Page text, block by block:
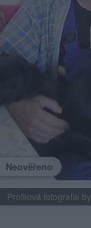
Neověřeno
Profilová fotografie